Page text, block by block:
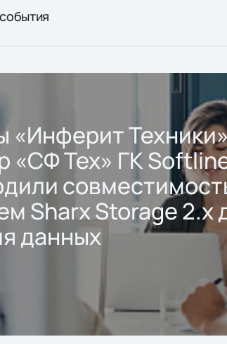
«Инферит
«СФ Тех» ГК
Sharx Storage 2.x
данных